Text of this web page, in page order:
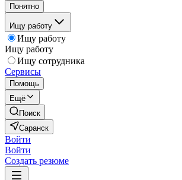
Понятно
Ищу работу
Ищу работу
Ищу работу
Ищу сотрудника
Сервисы
Помощь
Ещё
Поиск
Саранск
Войти
Войти
Создать резюме